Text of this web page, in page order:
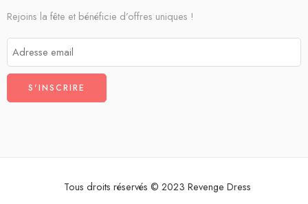
Rejoins la fête et bénéficie d’offres uniques !
Tous droits réservés © 2023 Revenge Dress